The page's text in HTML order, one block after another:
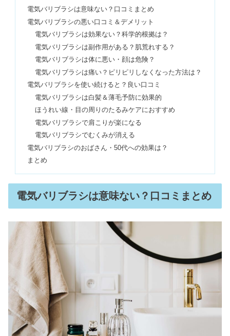
エンポリオアルマーニの年齢層＆対象
年齢！ダサいイメージや評判は嘘だっ
た
ためしてガッテンで歯が白くなる？ス
ウェーデン歯磨きはゆすがない？
チープカシオの愛用芸能人！つけてる
人はお金持ち？ダサいって本当？
プレスバターサンドはまずい？口コミ
もうヤミ金しかない！まともで良心的
なソフト闇金は？最終手段5選
ステッパー効果ない？デメリット&消
費カロリーや効果が出るまで
プロポリンスは危ない・歯が溶けるの
口コミ｜意味ないは嘘？
電気バリブラシは意味ない？口コミまとめ
電気バリブラシの悪い口コミ＆デメリット
電気バリブラシは効果ない？科学的根拠は？
電気バリブラシは副作用がある？肌荒れする？
電気バリブラシは体に悪い・顔は危険？
電気バリブラシは痛い？ピリピリしなくなった方法は？
電気バリブラシを使い続けると？良い口コミ
電気バリブラシは白髪＆薄毛予防に効果的
ほうれい線・目の周りのたるみケアにおすすめ
電気バリブラシで肩こりが楽になる
電気バリブラシでむくみが消える
電気バリブラシのおばさん・50代への効果は？
まとめ
電気バリブラシは意味ない？口コミまとめ